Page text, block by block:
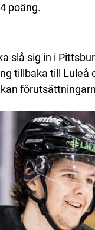
poäng.
slå sig in i
tillbaka till Luleå